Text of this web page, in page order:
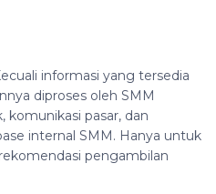
informasi yang tersedia
diproses oleh SMM
komunikasi pasar, dan
internal SMM. Hanya untuk
pengambilan